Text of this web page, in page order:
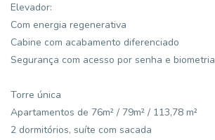
Elevador:
Com energia regenerativa
Cabine com acabamento diferenciado
Segurança com acesso por senha e biometria
Torre única
Apartamentos de 76m² / 79m² / 113,78 m²
2 dormitórios, suíte com sacada